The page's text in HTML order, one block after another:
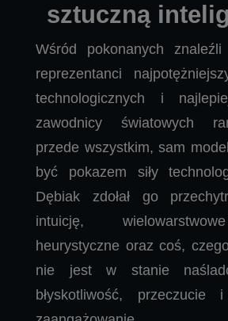
sztuczną
Wśród pokonanych
reprezentanci
technologicznych i
zawodnicy światowych
przede wszystkim, sam
być pokazem siły
Dębiak zdołał go
intuicję,
heurystyczne oraz coś,
nie jest w stanie
błyskotliwość, przeczucie